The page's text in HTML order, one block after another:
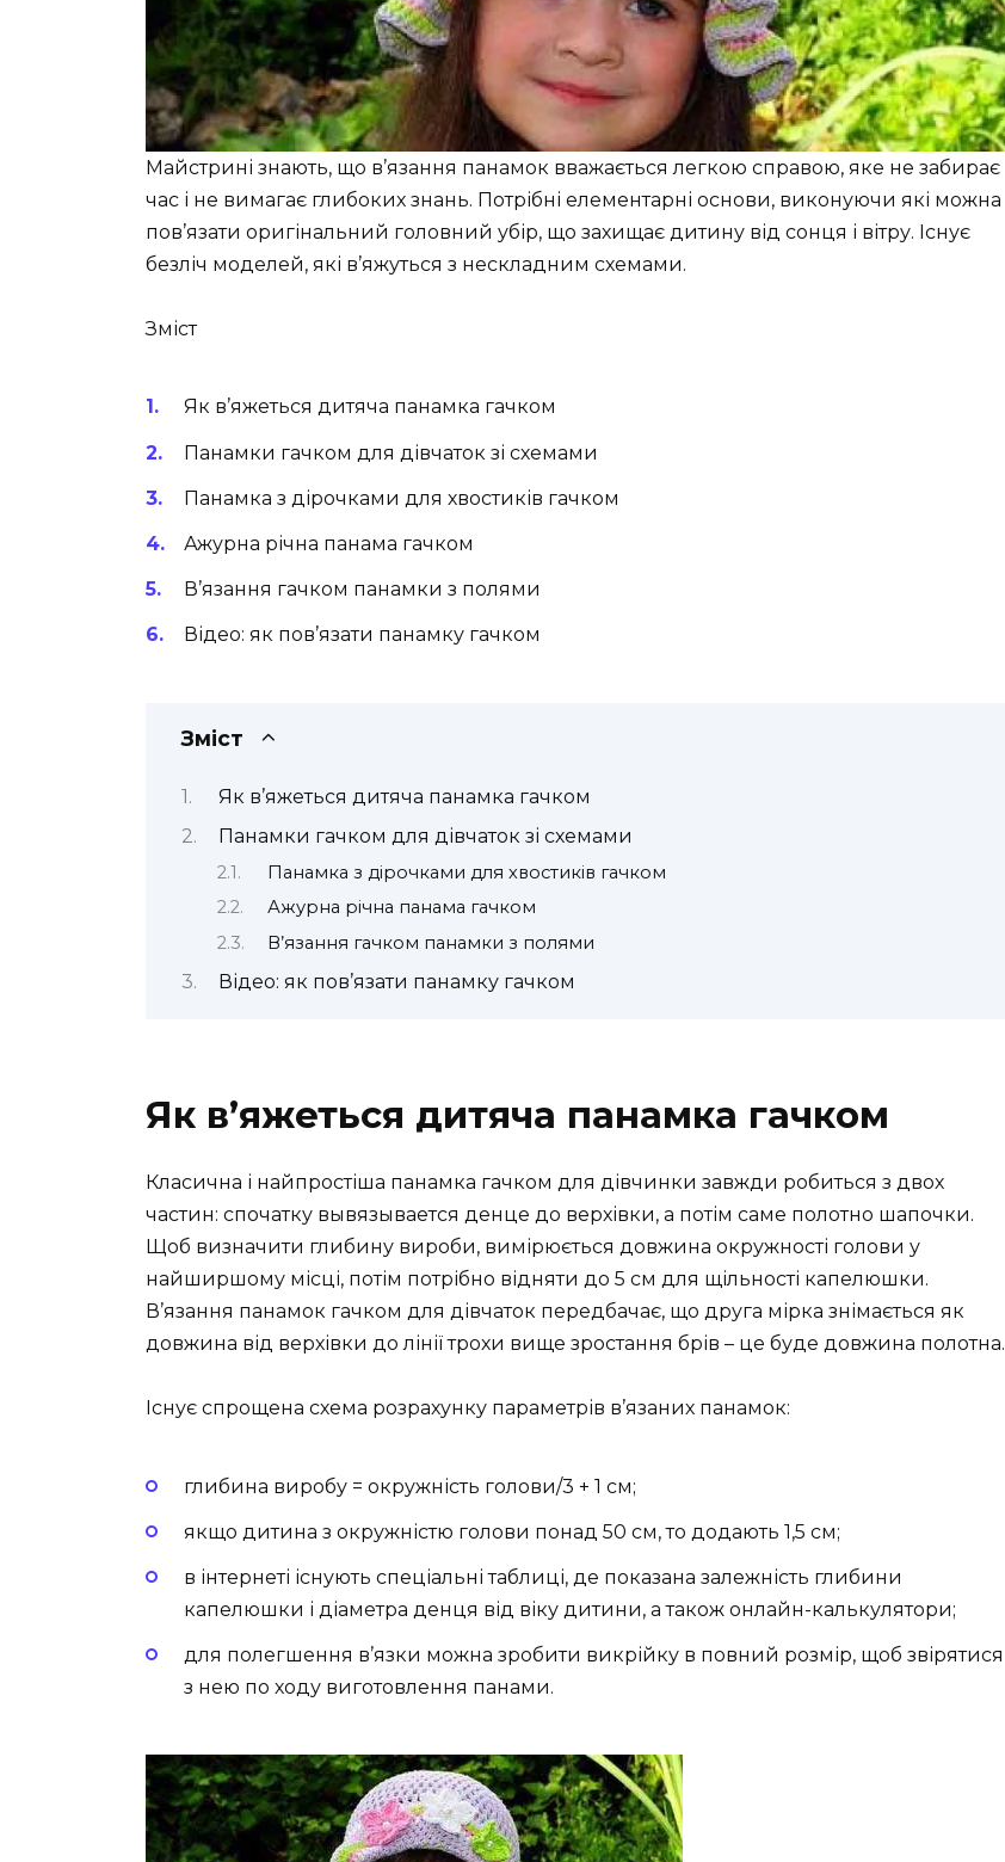
Майстрині знають, що в’язання панамок вважається легкою справою, яке не забирає
час і не вимагає глибоких знань. Потрібні елементарні основи, виконуючи які можна
пов’язати оригінальний головний убір, що захищає дитину від сонця і вітру. Існує
безліч моделей, які в’яжуться з нескладним схемами.
Зміст
Як в’яжеться дитяча панамка гачком
Панамки гачком для дівчаток зі схемами
Панамка з дірочками для хвостиків гачком
Ажурна річна панама гачком
В’язання гачком панамки з полями
Відео: як пов’язати панамку гачком
Зміст
Як в’яжеться дитяча панамка гачком
Панамки гачком для дівчаток зі схемами
Панамка з дірочками для хвостиків гачком
Ажурна річна панама гачком
В’язання гачком панамки з полями
Відео: як пов’язати панамку гачком
Як в’яжеться дитяча панамка гачком
Класична і найпростіша панамка гачком для дівчинки завжди робиться з двох
частин: спочатку вывязывается денце до верхівки, а потім саме полотно шапочки.
Щоб визначити глибину вироби, вимірюється довжина окружності голови у
найширшому місці, потім потрібно відняти до 5 см для щільності капелюшки.
В’язання панамок гачком для дівчаток передбачає, що друга мірка знімається як
довжина від верхівки до лінії трохи вище зростання брів – це буде довжина полотна.
Існує спрощена схема розрахунку параметрів в’язаних панамок:
глибина виробу = окружність голови/3 + 1 см;
якщо дитина з окружністю голови понад 50 см, то додають 1,5 см;
в інтернеті існують спеціальні таблиці, де показана залежність глибини
капелюшки і діаметра денця від віку дитини, а також онлайн-калькулятори;
для полегшення в’язки можна зробити викрійку в повний розмір, щоб звірятися
з нею по ходу виготовлення панами.